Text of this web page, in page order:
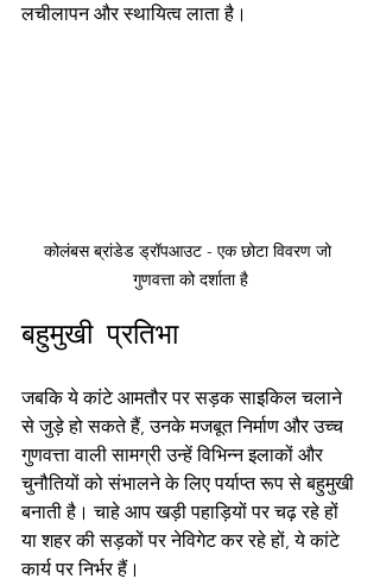
लचीलापन और स्थायित्व लाता है।
कोलंबस ब्रांडेड ड्रॉपआउट - एक छोटा विवरण जो
गुणवत्ता को दर्शाता है
बहुमुखी प्रतिभा
जबकि ये कांटे आमतौर पर सड़क साइकिल चलाने
से जुड़े हो सकते हैं, उनके मजबूत निर्माण और उच्च
गुणवत्ता वाली सामग्री उन्हें विभिन्न इलाकों और
चुनौतियों को संभालने के लिए पर्याप्त रूप से बहुमुखी
बनाती है। चाहे आप खड़ी पहाड़ियों पर चढ़ रहे हों
या शहर की सड़कों पर नेविगेट कर रहे हों, ये कांटे
कार्य पर निर्भर हैं।